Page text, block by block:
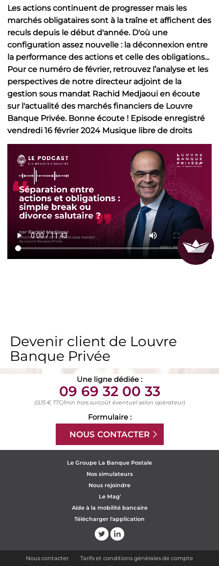
Les actions continuent de progresser mais les
marchés obligataires sont à la traîne et affichent des
reculs depuis le début d'année. D'où une
configuration assez nouvelle : la déconnexion entre
la performance des actions et celle des obligations...
Pour ce numéro de février, retrouvez l’analyse et les
perspectives de notre directeur adjoint de la
gestion sous mandat Rachid Medjaoui en écoute
sur l'actualité des marchés financiers de Louvre
Banque Privée. Bonne écoute ! Episode enregistré
vendredi 16 février 2024 Musique libre de droits
Devenir client de Louvre
Banque Privée
Une ligne dédiée :
09 69 32 00 33
(0,15 € TTC/min hors surcoût éventuel selon opérateur)
Formulaire :
NOUS CONTACTER
Le Groupe La Banque Postale
Nos simulateurs
Nous rejoindre
Le Mag'
Aide à la mobilité bancaire
Télécharger l'application
Nous contacter Tarifs et conditions générales de compte